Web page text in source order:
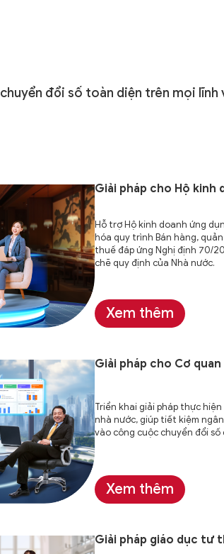
chuyển đổi số toàn diện trên mọi lĩnh
Giải pháp cho Hộ kinh
Hỗ trợ Hộ kinh doanh ứng
hóa quy trình Bán hàng,
thuế đáp ứng Nghị định 70/
chẽ quy định của Nhà nước.
Xem thêm
Giải pháp cho Cơ quan
Triển khai giải pháp thực
nhà nước, giúp tiết kiệm
vào công cuộc chuyển đổi số
Xem thêm
Giải pháp giáo dục tư